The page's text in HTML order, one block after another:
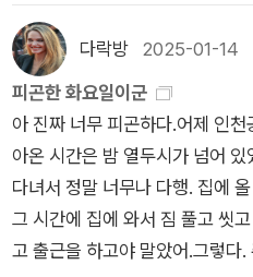
위기인 <덧없는 양들의 축연>은
건을 중심으로 이야기가 진행이
그런지, 다양한 문학 작품도 등장
합한 작품이기도 한다. 🐑신뢰와
히면서 각 등장하는 인물들간의
현실과 환상의 경계를 넘나드는
작품이다. 강렬한 반전과 고풍스
장 등 공간과 분위기를 잘 활용
그 자체로 나쁜게 결코 아니었지
도 있지만, 그러나 그것이 너무
는 이야기들이다. 요즘 젊은 일본
훨씬 괜찮게 읽었다.단편들의 화
가 읽었던 요네자와 호노부의
도 여자라서 작가가 여자인가 싶
는 걸 이 부분에서 알았다. 단편
생이 온실에서 일기장을 발견하
기의 화자 역시 여자였으며, 단
다락방 2025-01-14
피곤한 화요일이군
아 진짜 너무 피곤하다.어제 인
아온 시간은 밤 열두시가 넘어
다녀서 정말 너무나 다행. 집에
그 시간에 집에 와서 짐 풀고 씻
고 출근을 하고야 말았어.그렇다